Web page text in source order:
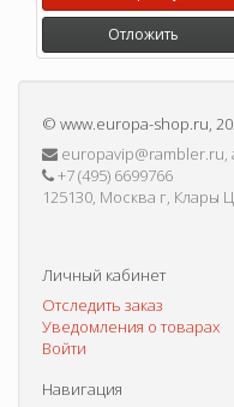
Отложить
© www.europa-shop.ru,
europavip@rambler.ru,
+7 (495) 6699766
125130, Москва г, Клары
Личный кабинет
Отследить заказ
Уведомления о товарах
Войти
Навигация